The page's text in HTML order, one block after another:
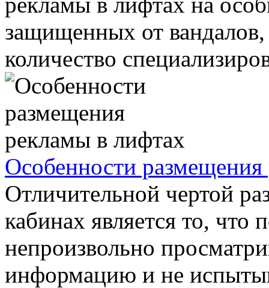
защищенных от
количество
Особенности
Отличительной чертой
кабинах является то, что
непроизвольно
информацию и не